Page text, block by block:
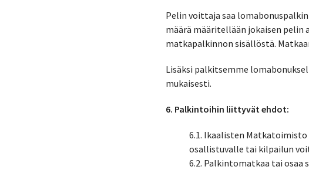
Pelin voittaja saa
määrä määritellään jokaisen
matkapalkinnon sisällöstä.
Lisäksi palkitsemme
mukaisesti.
6. Palkintoihin liittyvät ehdot:
6.1. Ikaalisten
osallistuvalle tai kilpailun
6.2. Palkintomatkaa tai osaa